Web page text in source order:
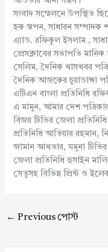
সংবাদ সম্মেলনে উপস্থিত
হক স্বপন, সাধারন সম্পাদক
এ্যাড. রফিকুল ইসলাম ,
প্রেসক্লাবের সভাপতি
সেলিম, দৈনিক খাসখবর
দৈনিক আজকের চুয়াডাঙ্গা
এটিএন বাংলা প্রতিনিধি
এ মামুন, আমার দেশ
বিজয় টিভির জেলা
প্রতিনিধি আতিয়ার রহমান,
জামান আখতার, যমুনা টিভির
জেলা প্রতিনিধি হুসাইন
সেতুসহ বিভিন্ন প্রিন্ট ও
← Previous পোস্ট